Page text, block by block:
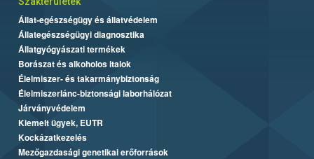
Állat-egészségügy és állatvédelem
Állategészségügyi diagnosztika
Állatgyógyászati termékek
Borászat és alkoholos italok
Élelmiszer- és takarmánybiztonság
Élelmiszerlánc-biztonsági laborhálózat
Járványvédelem
Kiemelt ügyek, EUTR
Kockázatkezelés
Mezőgazdasági genetikai erőforrások